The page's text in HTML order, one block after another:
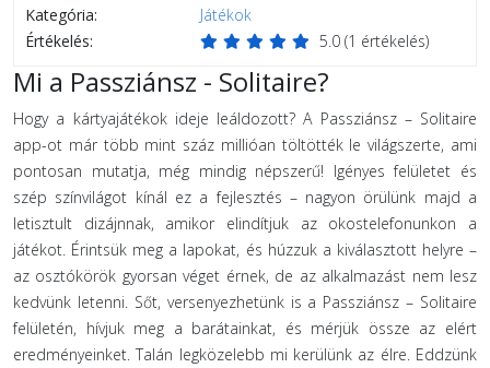
Kategória:
Játékok
Értékelés:
5.0 (1 értékelés)
Mi a Passziánsz - Solitaire?
Hogy a kártyajátékok ideje leáldozott? A Passziánsz – Solitaire
app-ot már több mint száz millióan töltötték le világszerte, ami
pontosan mutatja, még mindig népszerű! Igényes felületet és
szép színvilágot kínál ez a fejlesztés – nagyon örülünk majd a
letisztult dizájnnak, amikor elindítjuk az okostelefonunkon a
játékot. Érintsük meg a lapokat, és húzzuk a kiválasztott helyre –
az osztókörök gyorsan véget érnek, de az alkalmazást nem lesz
kedvünk letenni. Sőt, versenyezhetünk is a Passziánsz – Solitaire
felületén, hívjuk meg a barátainkat, és mérjük össze az elért
eredményeinket. Talán legközelebb mi kerülünk az élre. Eddzünk